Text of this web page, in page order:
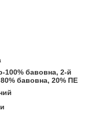
100% бавовна, 2-й
бавовна, 20% ПЕ